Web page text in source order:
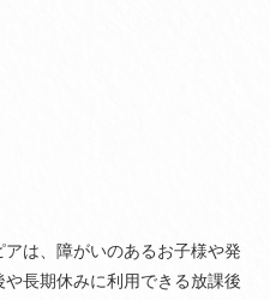
は、障がいのあるお子様や発
長期休みに利用できる放課後